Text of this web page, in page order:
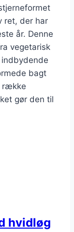
ret, der har
år. Denne
vegetarisk
bagt
række
gør den til
hvidløg